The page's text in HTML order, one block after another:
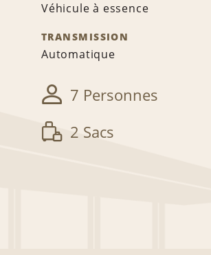
Véhicule à essence
TRANSMISSION
Automatique
7 Personnes
2 Sacs